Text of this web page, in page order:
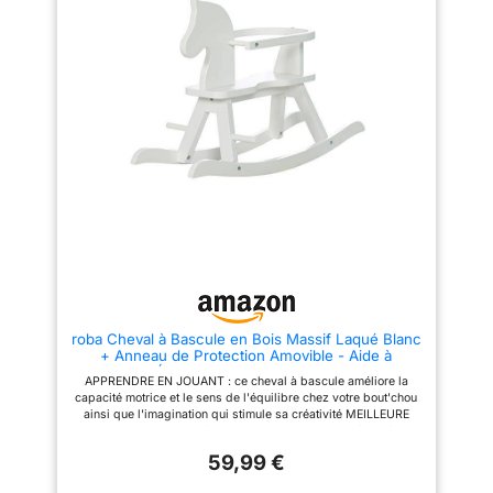
douce ; Convient aux
enfant à partir de 18 mois
en bois massif et peluche
grandit avec votre petit
bout'chou jusqu'à l'âge de 6
ans ; ce mouton en peluche peut
supporter jusqu'à 30 kg
CERTIFIÉ ET DURABLE : le jouet
à bascule est fabriqué avec des
matériaux de qualité supérieure
pour durer des années et
résister même aux tout-petits ;
Conforme à la norme
basculant en bois et peluche
grandit avec votre petit
ans ; cet âne en peluche peut
supporter jusqu'à 25 kg
CERTIFIÉ ET DURABLE : le jouet
à bascule est fabriqué avec des
matériaux de qualité supérieure
pour durer des années et
résister même aux tout-petits ;
roba Cheval à Bascule en Bois Massif Laqué Blanc
+ Anneau de Protection Amovible - Aide à
Maîtriser l'Équilibre - Supporte 25 kg - dès 1 an
APPRENDRE EN JOUANT : ce cheval à bascule améliore la
capacité motrice et le sens de l'équilibre chez votre bout'chou
ainsi que l'imagination qui stimule sa créativité MEILLEURE
repose-pieds assure la sécurité nécessaire pour de longues
59,99 €